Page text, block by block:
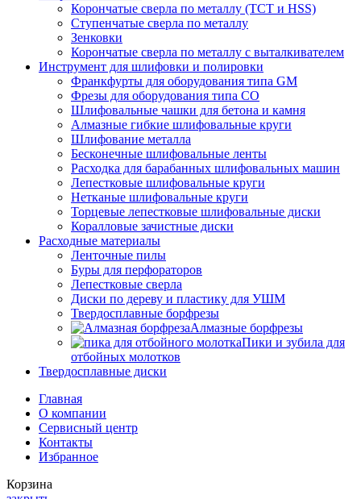
Корончатые сверла по металлу (TCT и HSS)
Ступенчатые сверла по металлу
Зенковки
Корончатые сверла по металлу c выталкивателем
Инструмент для шлифовки и полировки
Франкфурты для оборудования типа GM
Фрезы для оборудования типа СО
Шлифовальные чашки для бетона и камня
Алмазные гибкие шлифовальные круги
Шлифование металла
Бесконечные шлифовальные ленты
Расходка для барабанных шлифовальных машин
Лепестковые шлифовальные круги
Нетканые шлифовальные круги
Торцевые лепестковые шлифовальные диски
Коралловые зачистные диски
Расходные материалы
Ленточные пилы
Буры для перфораторов
Лепестковые сверла
Диски по дереву и пластику для УШМ
Твердосплавные борфрезы
Алмазные борфрезы
Пики и зубила для
отбойных молотков
Твердосплавные диски
Главная
О компании
Сервисный центр
Контакты
Избранное
Корзина